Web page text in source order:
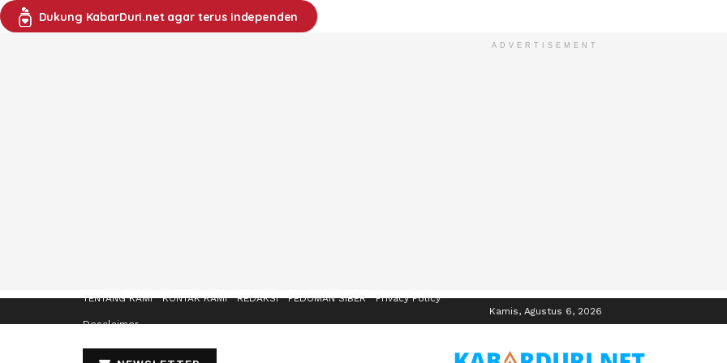
Dukung KabarDuri.net agar terus independen
ADVERTISEMENT
TENTANG KAMI KONTAK KAMI REDAKSI PEDOMAN SIBER Privacy Policy
Desclaimer
Kamis, Agustus 6, 2026